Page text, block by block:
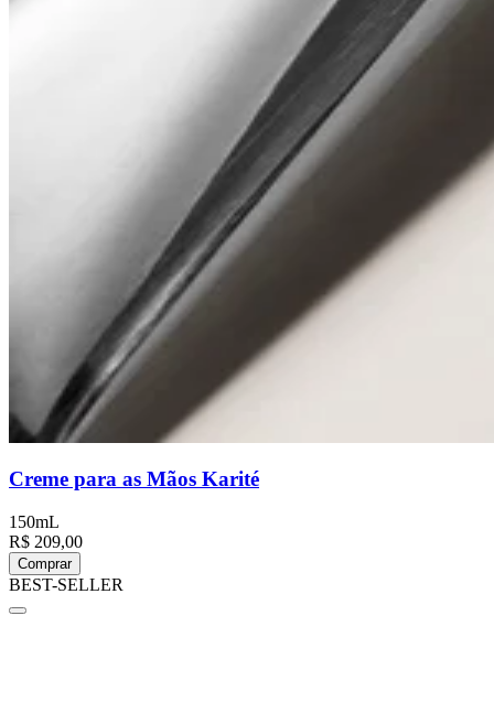
Creme para as Mãos Karité
150mL
R$ 209,00
Comprar
BEST-SELLER